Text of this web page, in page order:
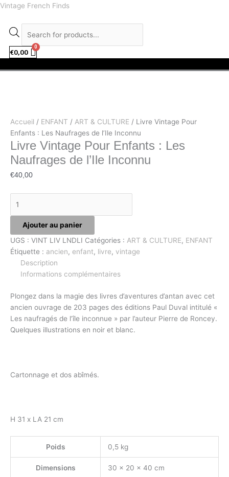
Aller
contenu
Vintage French Finds
Recherche
€0,00
Accueil / ENFANT / ART & CULTURE / Livre Vintage Pour
Enfants : Les Naufrages de l’Ile Inconnu
Livre Vintage Pour Enfants : Les
Naufrages de l’Ile Inconnu
€40,00
quantité
Livre
Vintage
Pour
:
l’Ile
Inconnu
Ajouter au panier
UGS : VINT LIV LNDLI Catégories : ART & CULTURE, ENFANT
Étiquette : ancien, enfant, livre, vintage
Description
Informations complémentaires
Plongez dans la magie des livres d’aventures d’antan avec cet
ancien ouvrage de 203 pages des éditions Paul Duval intitulé «
Les naufragés de l’île inconnue » par l’auteur Pierre de Roncey.
Quelques illustrations en noir et blanc.
Cartonnage et dos abîmés.
H 31 x LA 21 cm
Poids 0,5 kg
Dimensions 30 × 20 × 40 cm
facebook
instagram